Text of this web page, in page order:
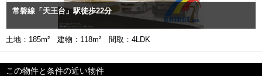
常磐線「天王台」駅徒歩22分
土地：185m² 建物：118m² 間取：4LDK
この物件と条件の近い物件